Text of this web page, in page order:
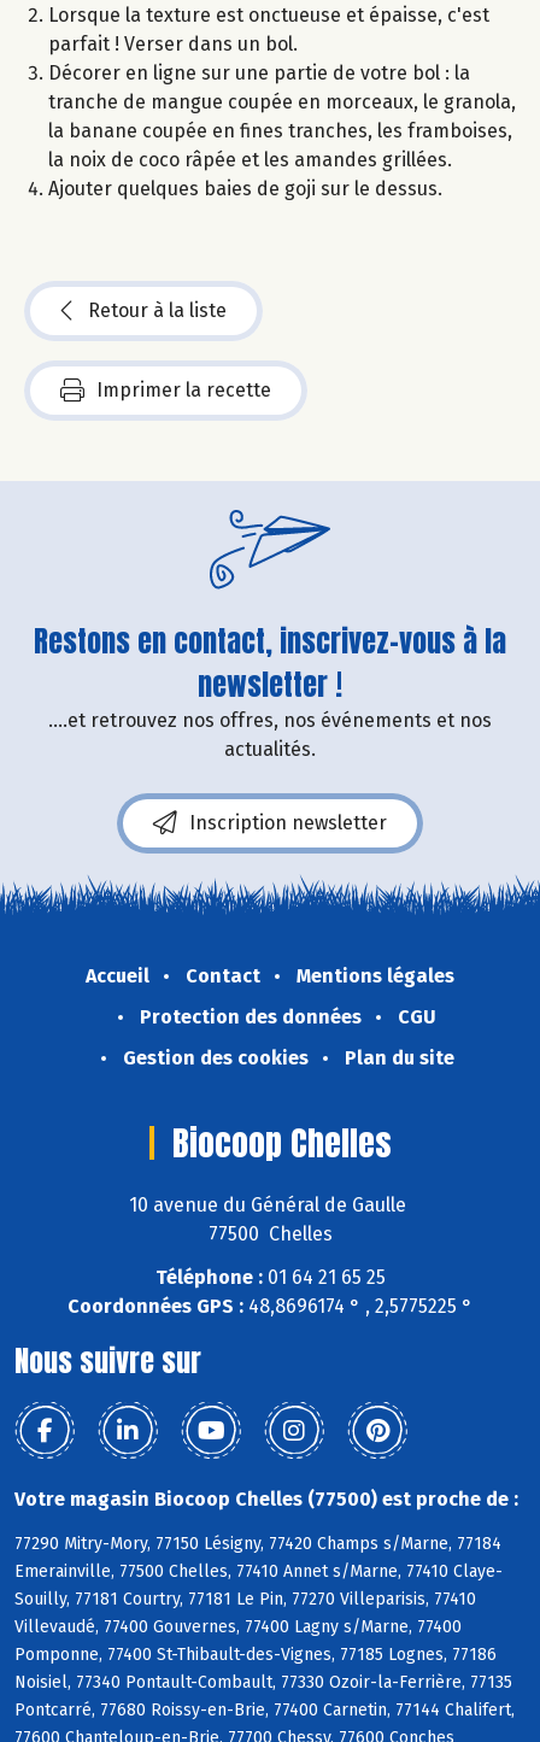
Lorsque la texture est onctueuse et épaisse, c'est
parfait ! Verser dans un bol.
Décorer en ligne sur une partie de votre bol : la
tranche de mangue coupée en morceaux, le granola,
la banane coupée en fines tranches, les framboises,
la noix de coco râpée et les amandes grillées.
Ajouter quelques baies de goji sur le dessus.
Retour à la liste
Imprimer la recette
Restons en contact, inscrivez-vous à la
newsletter !
....et retrouvez nos offres, nos événements et nos
actualités.
Inscription newsletter
Accueil Contact
Mentions légales
Protection des données
CGU
Gestion des cookies
Plan du site
Biocoop Chelles
10 avenue du Général de Gaulle
77500 Chelles
Téléphone :01 64 21 65 25
Coordonnées GPS : 48,8696174 ° , 2,5775225 °
Nous suivre sur
Votre magasin Biocoop Chelles (77500) est proche de :
77290 Mitry-Mory, 77150 Lésigny, 77420 Champs s/Marne, 77184
Emerainville, 77500 Chelles, 77410 Annet s/Marne, 77410 Claye-
Souilly, 77181 Courtry, 77181 Le Pin, 77270 Villeparisis, 77410
Villevaudé, 77400 Gouvernes, 77400 Lagny s/Marne, 77400
Pomponne, 77400 St-Thibault-des-Vignes, 77185 Lognes, 77186
Noisiel, 77340 Pontault-Combault, 77330 Ozoir-la-Ferrière, 77135
Pontcarré, 77680 Roissy-en-Brie, 77400 Carnetin, 77144 Chalifert,